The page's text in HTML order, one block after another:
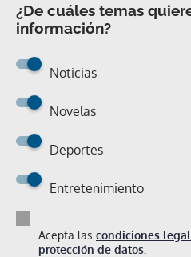
¿De cuáles temas
información?
Noticias
Novelas
Deportes
Entretenimiento
Acepta las condiciones
protección de datos.